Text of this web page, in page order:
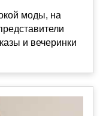
моды, на
и вечеринки